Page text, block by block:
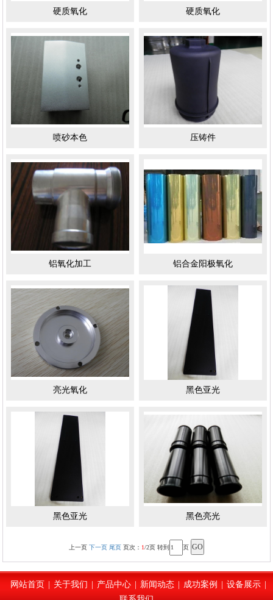
硬质氧化 硬质氧化
喷砂本色 压铸件
铝氧化加工 铝合金阳极氧化
亮光氧化 黑色亚光
黑色亚光 黑色亮光
上一页 下一页 尾页页次： 1/2页 转到 页
网站首页 关于我们 产品中心 新闻动态 成功案例 设备展示